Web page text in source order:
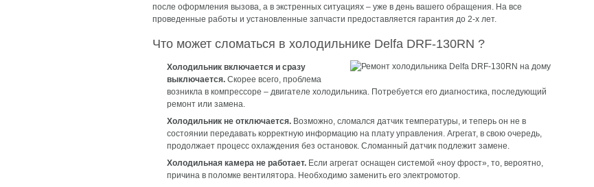
после оформления вызова, а в экстренных ситуациях – уже в день вашего обращения. На все
проведенные работы и установленные запчасти предоставляется гарантия до 2-х лет.
Что может сломаться в холодильнике Delfa DRF-130RN ?
Холодильник включается и сразу
выключается. Скорее всего, проблема
возникла в компрессоре – двигателе холодильника. Потребуется его диагностика, последующий
ремонт или замена.
Холодильник не отключается. Возможно, сломался датчик температуры, и теперь он не в
состоянии передавать корректную информацию на плату управления. Агрегат, в свою очередь,
продолжает процесс охлаждения без остановок. Сломанный датчик подлежит замене.
Холодильная камера не работает. Если агрегат оснащен системой «ноу фрост», то, вероятно,
причина в поломке вентилятора. Необходимо заменить его электромотор.